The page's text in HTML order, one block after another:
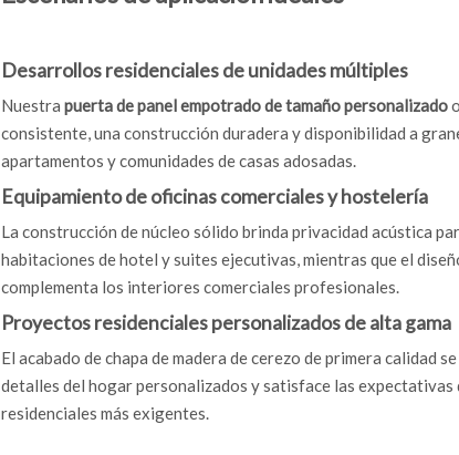
Desarrollos residenciales de unidades múltiples
Nuestra puerta de panel empotrado de tamaño personalizado
consistente, una construcción duradera y disponibilidad a
apartamentos y comunidades de casas adosadas.
Equipamiento de oficinas comerciales y hostelería
La construcción de núcleo sólido brinda privacidad acústica
habitaciones de hotel y suites ejecutivas, mientras que el
complementa los interiores comerciales profesionales.
Proyectos residenciales personalizados de alta gama
El acabado de chapa de madera de cerezo de primera calidad
detalles del hogar personalizados y satisface las expectativas
residenciales más exigentes.